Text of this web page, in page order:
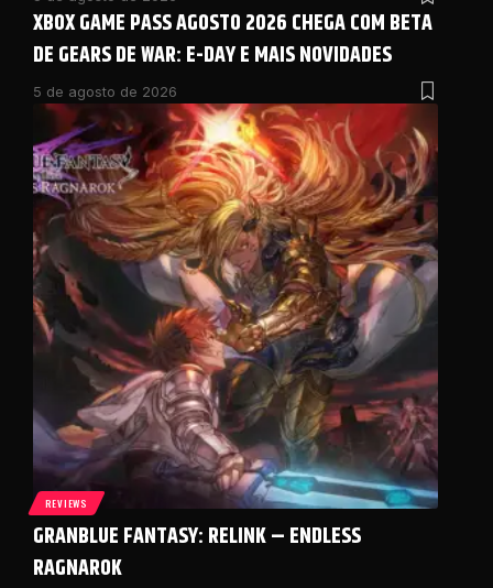
XBOX GAME PASS AGOSTO 2026 CHEGA COM BETA
DE GEARS DE WAR: E-DAY E MAIS NOVIDADES
5 de agosto de 2026
REVIEWS
GRANBLUE FANTASY: RELINK – ENDLESS
RAGNAROK